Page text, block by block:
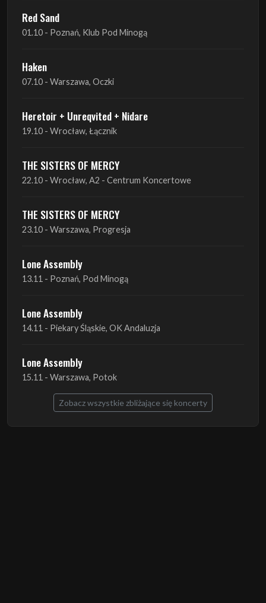
Haken
Heretoir + Unreqvited + Nidare
THE SISTERS OF MERCY
22.10 - Wrocław, A2 - Centrum Koncertowe
THE SISTERS OF MERCY
Lone Assembly
Lone Assembly
14.11 - Piekary Śląskie, OK Andaluzja
Lone Assembly
15.11 - Warszawa, Potok